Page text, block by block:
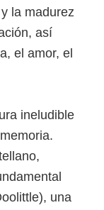
la madurez
así
el amor, el
ineludible
una